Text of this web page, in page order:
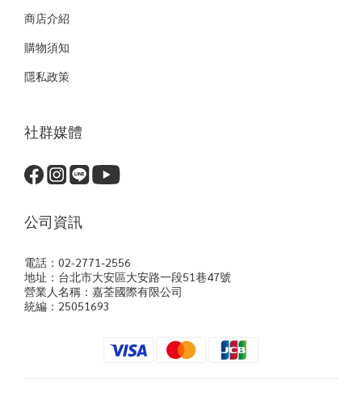
商店介紹
購物須知
隱私政策
社群媒體
公司資訊
電話：02-2771-2556
地址：台北市大安區大安路一段51巷47號
營業人名稱：嘉荃國際有限公司
統編：25051693